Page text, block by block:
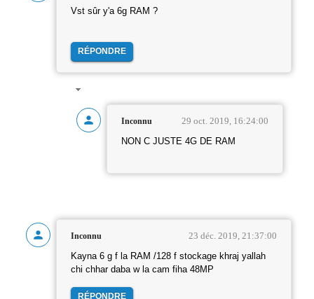
Vst sûr y'a 6g RAM ?
RÉPONDRE
Inconnu 29 oct. 2019, 16:24:00
NON C JUSTE 4G DE RAM
Inconnu 23 déc. 2019, 21:37:00
Kayna 6 g f la RAM /128 f stockage khraj yallah
chi chhar daba w la cam fiha 48MP
RÉPONDRE